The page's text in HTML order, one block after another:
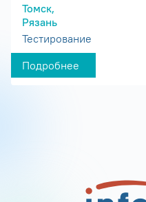
Томск,
Рязань
Тестирование
Подробнее